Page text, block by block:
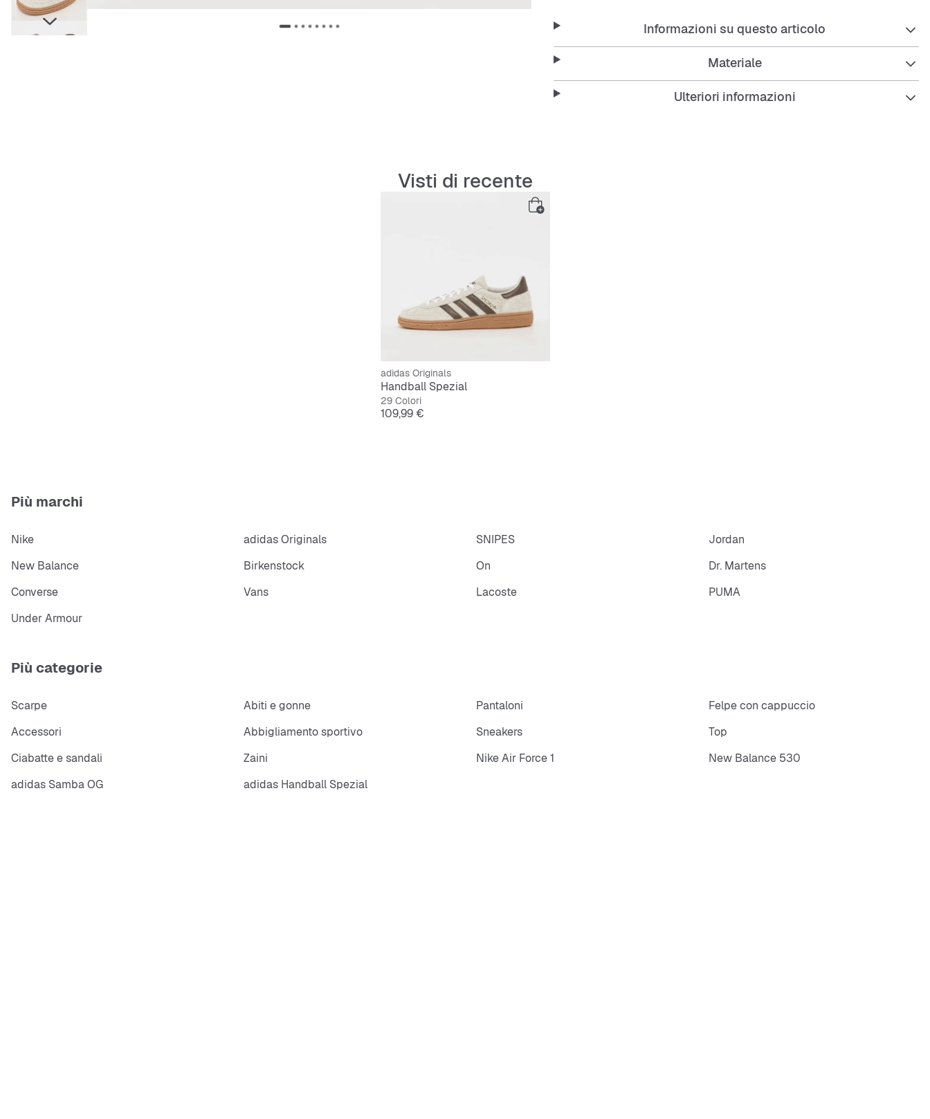
Informazioni su questo articolo
Materiale
Ulteriori informazioni
Visti di recente
adidas Originals
Handball Spezial
29 Colori
Prezzo
109,99 €
Più marchi
Nike adidas Originals SNIPES
Jordan
New Balance
Birkenstock On
Dr. Martens
Converse
Vans Lacoste
PUMA
Under Armour
Più categorie
Scarpe Abiti e gonne Pantaloni
Felpe con cappuccio
Accessori
Abbigliamento sportivo Sneakers
Top
Ciabatte e sandali
Zaini Nike Air Force 1
New Balance 530
adidas Samba OG
adidas Handball Spezial